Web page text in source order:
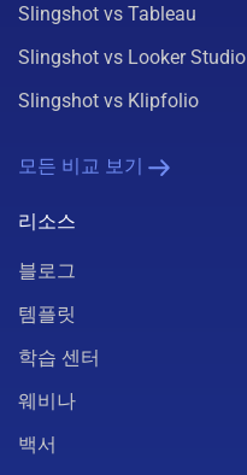
Slingshot vs Tableau
Slingshot vs Looker Studio
Slingshot vs Klipfolio
모든 비교 보기
리소스
블로그
템플릿
학습 센터
웨비나
백서